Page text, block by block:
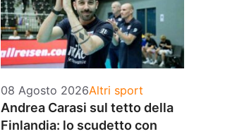
08 Agosto 2026Categorie
Altri sport
Andrea Carasi sul tetto della
Finlandia: lo scudetto con